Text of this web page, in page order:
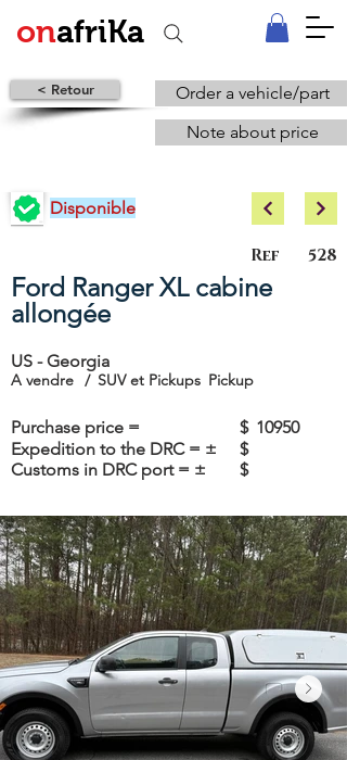
onafriKa
< Retour
Order a vehicle/part
Note about price
Disponible
Ref 528
Ford Ranger XL cabine
allongée
US - Georgia
A vendre / SUV et Pickups Pickup
Purchase price = $ 10950
Expedition to the DRC = ±
$
Customs in DRC port = ±
$